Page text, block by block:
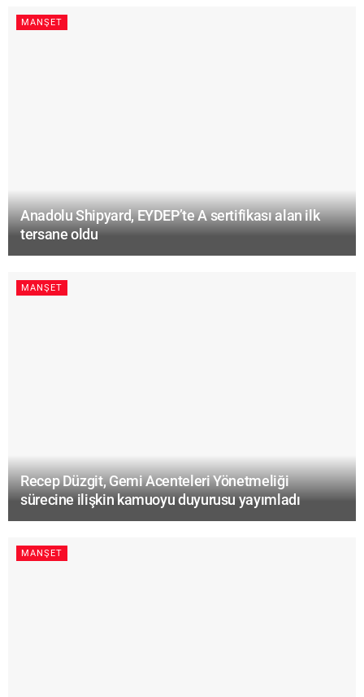
MANŞET
Anadolu Shipyard, EYDEP’te A sertifikası alan ilk
tersane oldu
MANŞET
Recep Düzgit, Gemi Acenteleri Yönetmeliği
sürecine ilişkin kamuoyu duyurusu yayımladı
MANŞET